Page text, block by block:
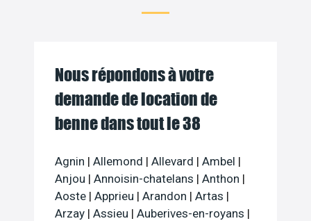
Nous répondons à votre
demande de location de
benne dans tout le 38
Agnin | Allemond | Allevard | Ambel |
Anjou | Annoisin-chatelans | Anthon |
Aoste | Apprieu | Arandon | Artas |
Arzay | Assieu | Auberives-en-royans |